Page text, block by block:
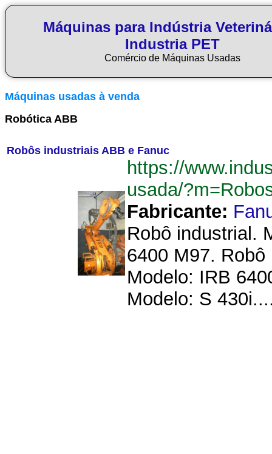
Máquinas para Indústria
Industria PET
Comércio de Máquinas Usadas
Máquinas usadas à venda
Robótica ABB
Robôs industriais ABB e Fanuc
https://
usada/
Fabricante:
Robô industrial.
6400 M97.
Modelo: IRB
Modelo: S